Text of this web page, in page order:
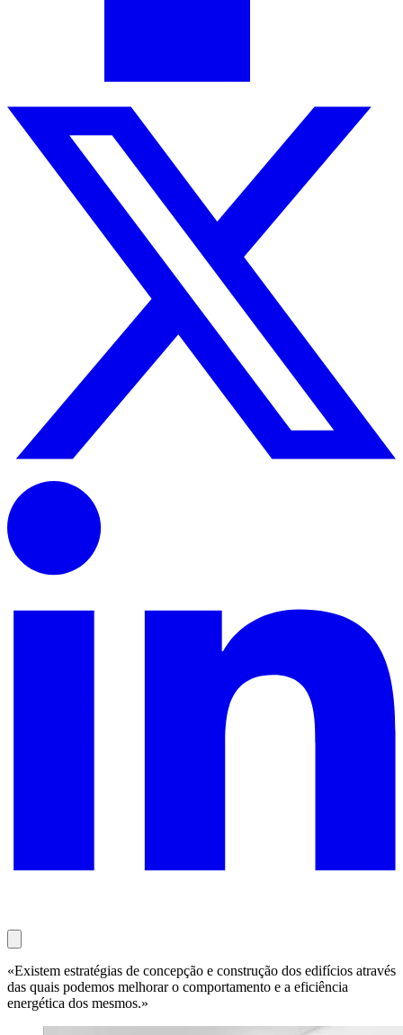
«Existem estratégias de concepção e construção dos edifícios através
das quais podemos melhorar o comportamento e a eficiência
energética dos mesmos.»